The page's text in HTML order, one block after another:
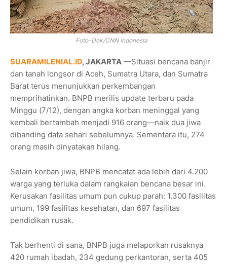
Foto-Dok/CNN Indonesia
SUARAMILENIAL.ID, JAKARTA —Situasi bencana banjir
dan tanah longsor di Aceh, Sumatra Utara, dan Sumatra
Barat terus menunjukkan perkembangan
memprihatinkan. BNPB merilis update terbaru pada
Minggu (7/12), dengan angka korban meninggal yang
kembali bertambah menjadi 916 orang—naik dua jiwa
dibanding data sehari sebelumnya. Sementara itu, 274
orang masih dinyatakan hilang.
Selain korban jiwa, BNPB mencatat ada lebih dari 4.200
warga yang terluka dalam rangkaian bencana besar ini.
Kerusakan fasilitas umum pun cukup parah: 1.300 fasilitas
umum, 199 fasilitas kesehatan, dan 697 fasilitas
pendidikan rusak.
Tak berhenti di sana, BNPB juga melaporkan rusaknya
420 rumah ibadah, 234 gedung perkantoran, serta 405